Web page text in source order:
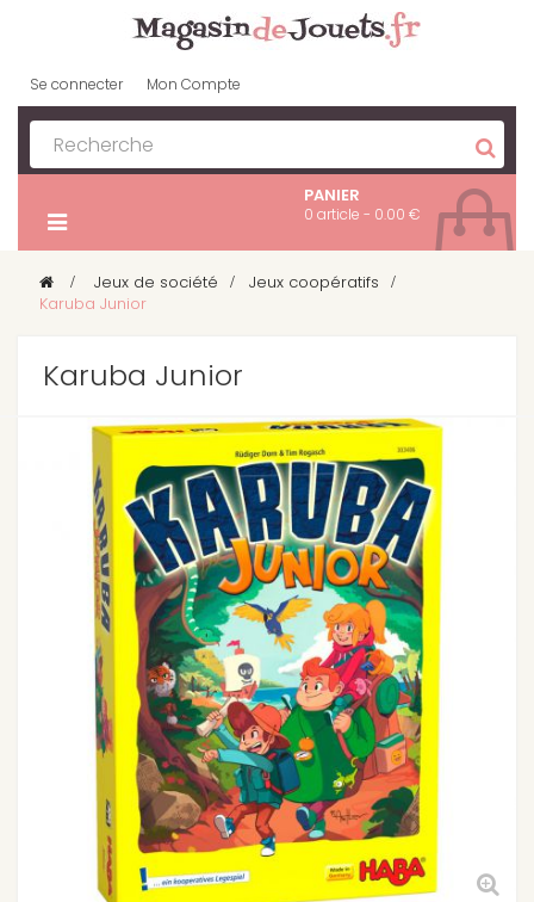
Se connecter Mon Compte
PANIER
0 article - 0.00 €
> Jeux de société > Jeux coopératifs >
Karuba Junior
Karuba Junior